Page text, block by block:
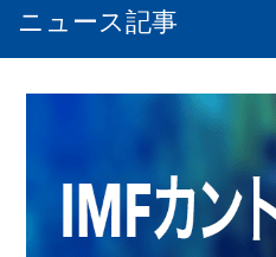
ニュース記事